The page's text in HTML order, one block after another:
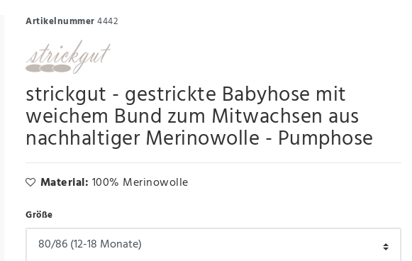
Artikelnummer4442
strickgut - gestrickte Babyhose mit
weichem Bund zum Mitwachsen aus
nachhaltiger Merinowolle - Pumphose
Material: 100% Merinowolle
Größe